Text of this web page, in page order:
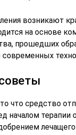
возникают
на основе
прошедших
что средство
началом терапии
лечащего